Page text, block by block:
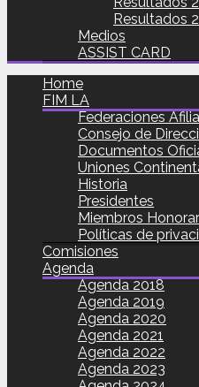
Resultados
Medios
ASSIST CARD
Home
FIM LA
Federaciones
Consejo de
Documentos
Uniones
Historia
Presidentes
Miembros
Políticas de
Comisiones
Agenda
Agenda 2018
Agenda 2019
Agenda 2020
Agenda 2021
Agenda 2022
Agenda 2023